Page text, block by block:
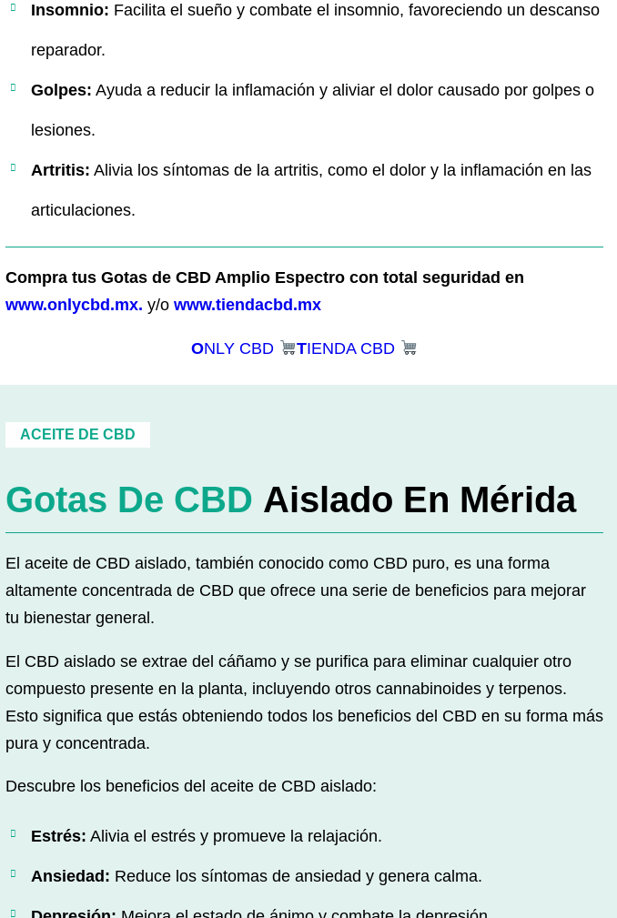
Insomnio: Facilita el sueño y combate el insomnio, favoreciendo un descanso
reparador.
Golpes: Ayuda a reducir la inflamación y aliviar el dolor causado por golpes o
lesiones.
Artritis: Alivia los síntomas de la artritis, como el dolor y la inflamación en las
articulaciones.
Compra tus Gotas de CBD Amplio Espectro con total seguridad en
www.onlycbd.mx. y/o www.tiendacbd.mx
ONLY CBD TIENDA CBD
ACEITE DE CBD
Gotas De CBD Aislado En Mérida
El aceite de CBD aislado, también conocido como CBD puro, es una forma
altamente concentrada de CBD que ofrece una serie de beneficios para mejorar
tu bienestar general.
El CBD aislado se extrae del cáñamo y se purifica para eliminar cualquier otro
compuesto presente en la planta, incluyendo otros cannabinoides y terpenos.
Esto significa que estás obteniendo todos los beneficios del CBD en su forma más
pura y concentrada.
Descubre los beneficios del aceite de CBD aislado:
Estrés: Alivia el estrés y promueve la relajación.
Ansiedad: Reduce los síntomas de ansiedad y genera calma.